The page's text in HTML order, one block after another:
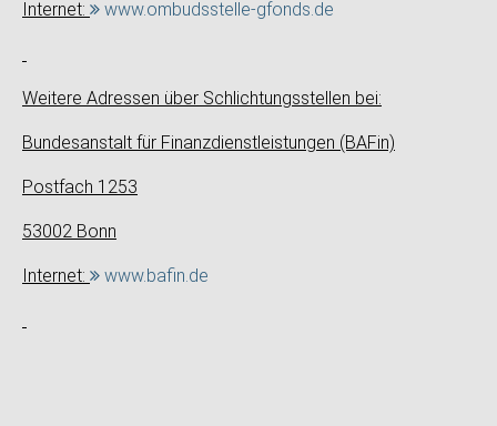
Internet: www.ombudsstelle-gfonds.de
Weitere Adressen über Schlichtungsstellen bei:
Bundesanstalt für Finanzdienstleistungen (BAFin)
Postfach 1253
53002 Bonn
Internet: www.bafin.de